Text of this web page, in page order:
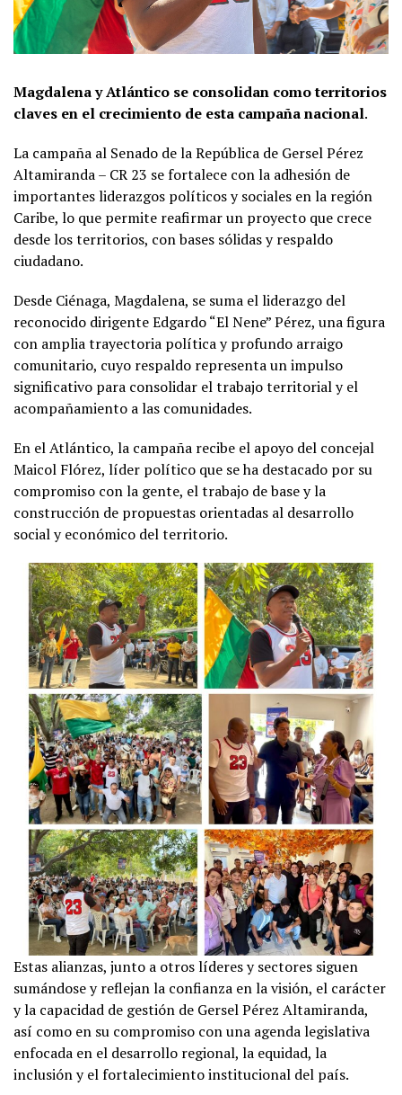
Magdalena y Atlántico se consolidan como territorios
claves en el crecimiento de esta campaña nacional.
La campaña al Senado de la República de Gersel Pérez
Altamiranda – CR 23 se fortalece con la adhesión de
importantes liderazgos políticos y sociales en la región
Caribe, lo que permite reafirmar un proyecto que crece
desde los territorios, con bases sólidas y respaldo
ciudadano.
Desde Ciénaga, Magdalena, se suma el liderazgo del
reconocido dirigente Edgardo “El Nene” Pérez, una figura
con amplia trayectoria política y profundo arraigo
comunitario, cuyo respaldo representa un impulso
significativo para consolidar el trabajo territorial y el
acompañamiento a las comunidades.
En el Atlántico, la campaña recibe el apoyo del concejal
Maicol Flórez, líder político que se ha destacado por su
compromiso con la gente, el trabajo de base y la
construcción de propuestas orientadas al desarrollo
social y económico del territorio.
Estas alianzas, junto a otros líderes y sectores siguen
sumándose y reflejan la confianza en la visión, el carácter
y la capacidad de gestión de Gersel Pérez Altamiranda,
así como en su compromiso con una agenda legislativa
enfocada en el desarrollo regional, la equidad, la
inclusión y el fortalecimiento institucional del país.